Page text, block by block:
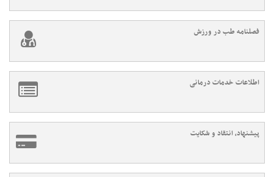
فصلنامه طب در ورزش
اطلاعات خدمات درمانی
پیشنهاد، انتقاد و شکایت